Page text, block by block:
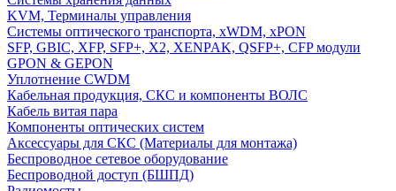
KVM, Терминалы управления
Системы оптического транспорта, xWDM, xPON
SFP, GBIC, XFP, SFP+, X2, XENPAK, QSFP+, CFP модули
GPON & GEPON
Уплотнение CWDM
Кабельная продукция, СКС и компоненты ВОЛС
Кабель витая пара
Компоненты оптических систем
Аксессуары для СКС (Материалы для монтажа)
Беспроводное сетевое оборудование
Беспроводной доступ (БШПД)